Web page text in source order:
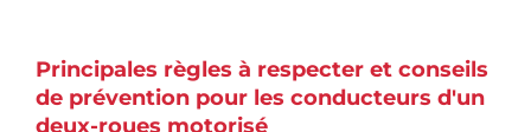
Principales règles à respecter et conseils
de prévention pour les conducteurs d'un
deux-roues motorisé